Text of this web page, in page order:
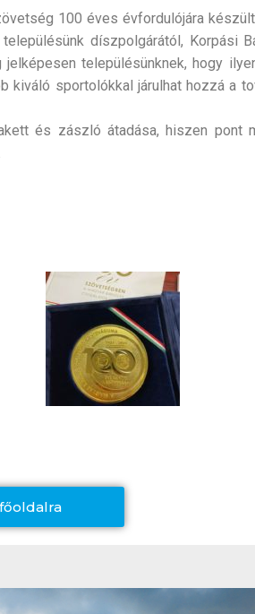
100 éves évfordulójára
díszpolgárától, Korpási
településünknek, hogy
kiváló sportolókkal járulhat hozzá a
és zászló átadása, hiszen pont